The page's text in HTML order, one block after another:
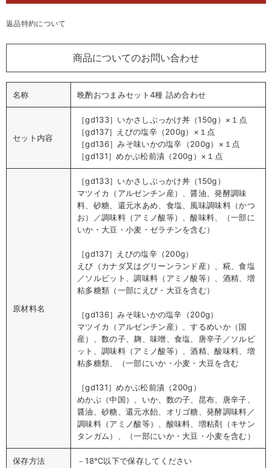
返品特約について
商品についてのお問い合わせ
名称 晩酌おつまみセット4種 詰め合わせ
セット内容
［gd133］いかさしぶっかけ丼（150g）×１点
［gd137］えびの塩辛（200g）×１点
［gd136］みそ味いかの塩辛（200g）×１点
［gd131］めかぶ松前漬（200g）×１点
原材料名
［gd133］いかさしぶっかけ丼（150g）
マツイカ（アルゼンチン産）、醤油、発酵調味
料、砂糖、還元水あめ、食塩、風味調味料（かつ
お）／調味料（アミノ酸等）、酸味料、（一部に
いか・大豆・小麦・ゼラチンを含む）
［gd137］えびの塩辛（200g）
えび（カナダ又はグリーンランド産）、糀、食塩
／ソルビット、調味料（アミノ酸等）、酒精、増
粘多糖類（一部にえび・大豆を含む）
［gd136］みそ味いかの塩辛（200g）
マツイカ（アルゼンチン産）、するめいか（国
産）、数の子、麹、味噌、食塩、唐辛子／ソルビ
ット、調味料（アミノ酸等）、酒精、酸味料、増
粘多糖類、（一部にいか・小麦・大豆を含む
［gd131］めかぶ松前漬（200g）
めかぶ（中国）、いか、数の子、昆布、唐辛子、
醤油、砂糖、還元水飴、オリゴ糖、発酵調味料／
調味料（アミノ酸等）、酸味料、増粘剤（キサン
タンガム）、（一部にいか・大豆・小麦を含む）
保存方法 －18℃以下で保存してください